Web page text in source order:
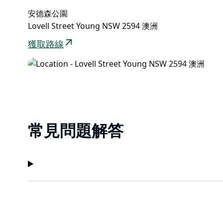
安德森公園
Lovell Street Young NSW 2594 澳洲
獲取路線
常見問題解答